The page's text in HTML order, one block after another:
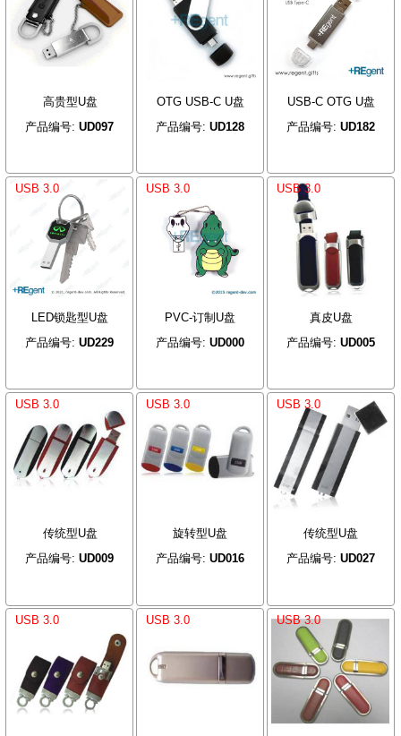
高贵型U盘
产品编号:UD097
OTG USB-C U盘
产品编号: UD128
USB-C OTG U盘
产品编号: UD182
USB 3.0
LED锁匙型U盘
产品编号:UD229
USB 3.0
PVC-订制U盘
产品编号: UD000
USB 3.0
真皮U盘
产品编号: UD005
USB 3.0
传统型U盘
产品编号:UD009
USB 3.0
旋转型U盘
产品编号: UD016
USB 3.0
传统型U盘
产品编号: UD027
USB 3.0 USB 3.0 USB 3.0